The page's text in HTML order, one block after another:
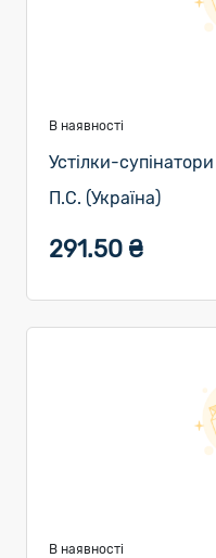
В наявності
Устілки-
П.С. (Україна)
291.50 ₴
В наявності